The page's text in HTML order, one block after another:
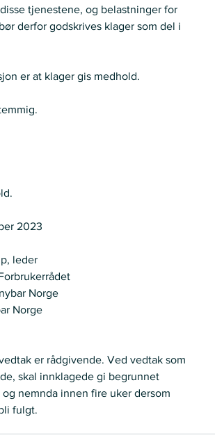
tjenestene, og belastninger for
derfor godskrives klager som del i
er at klager gis medhold.
2023
leder
Norge
Norge
er rådgivende. Ved vedtak som
skal innklagede gi begrunnet
nemnda innen fire uker dersom
fulgt.